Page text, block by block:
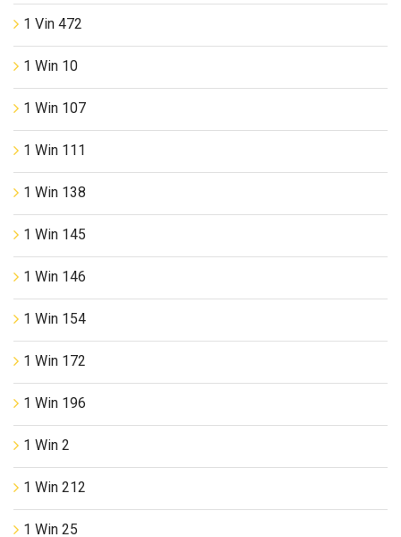
1 Vin 472
1 Win 10
1 Win 107
1 Win 111
1 Win 138
1 Win 145
1 Win 146
1 Win 154
1 Win 172
1 Win 196
1 Win 2
1 Win 212
1 Win 25